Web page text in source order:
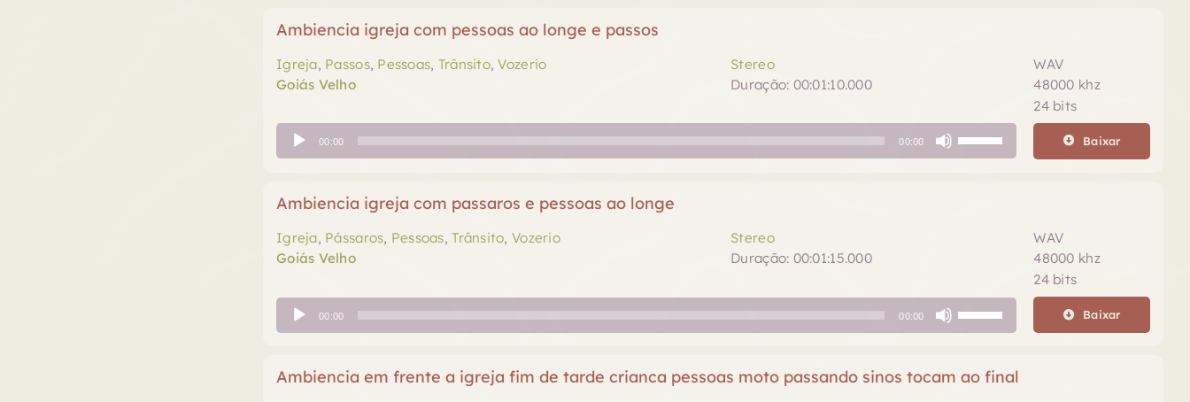
para
aumentar
ou
Ambiencia igreja com pessoas ao longe e passos
Igreja, Passos, Pessoas, Trânsito,Vozerio
Goiás Velho
Stereo
Duração: 00:01:10.000
WAV
48000 khz
24 bits
Tocador
de
00:00 00:00
para
aumentar
ou
o
Baixar
Ambiencia igreja com passaros e pessoas ao longe
Igreja, Pássaros, Pessoas,Trânsito,Vozerio
Goiás Velho
Stereo
Duração: 00:01:15.000
WAV
48000 khz
24 bits
Tocador
de
00:00 00:00
para
cima
Baixar
Ambiencia em frente a igreja fim de tarde crianca pessoas moto passando sinos tocam ao final